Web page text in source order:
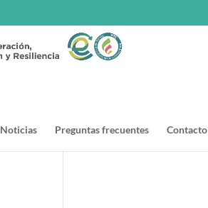
Noticias Preguntas frecuentes Contacto